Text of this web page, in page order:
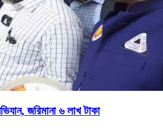
জরিমানা ৬ লাখ টাকা